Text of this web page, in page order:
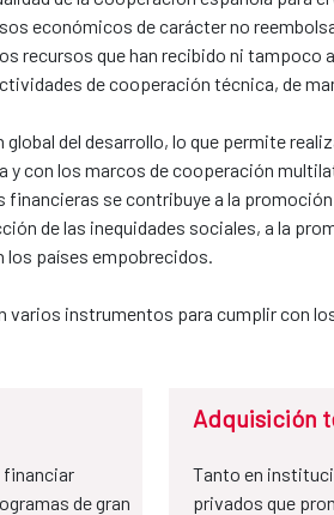
económicos de carácter no
recursos que han recibido ni
de cooperación técnica, de
del desarrollo, lo que permite
y con los marcos de cooperación
se contribuye a la
de las inequidades sociales, a la
los países empobrecidos.
varios instrumentos para cumplir con
financiar
de gran
Adquisición
Tanto en
privados que